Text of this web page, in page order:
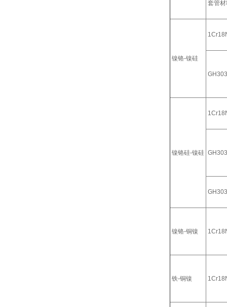
套管材
镍铬-镍硅
镍铬硅-镍硅
镍铬-铜镍
铁-铜镍